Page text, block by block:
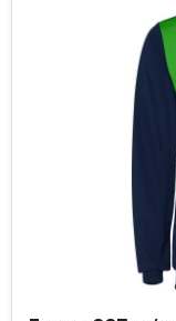
Ondergoed,
Overhemden
Fietstassen
Heuptassen
Katoenen
Kledingtassen
Pakketten
Sinterklaas